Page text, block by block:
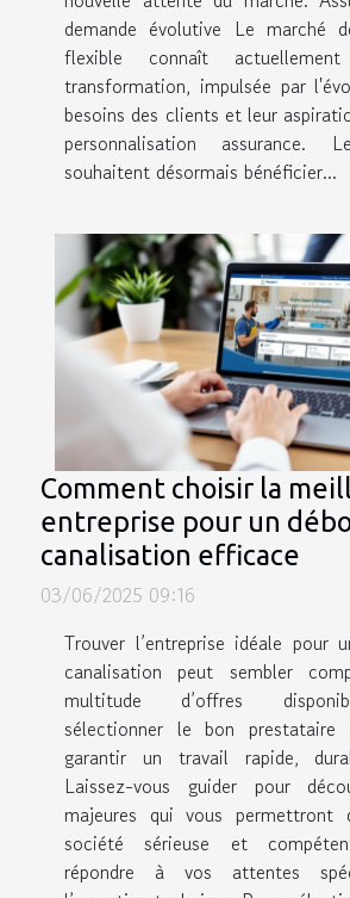
demande évolutive Le marché
flexible connaît
transformation, impulsée par
besoins des clients et leur
personnalisation assurance.
souhaitent désormais bénéficier...
Comment choisir la
entreprise pour un
canalisation efficace
03/06/2025 09:16
Trouver l’entreprise idéale pour
canalisation peut sembler
multitude d’offres
sélectionner le bon
garantir un travail rapide,
Laissez-vous guider pour
majeures qui vous permettront
société sérieuse et
répondre à vos attentes